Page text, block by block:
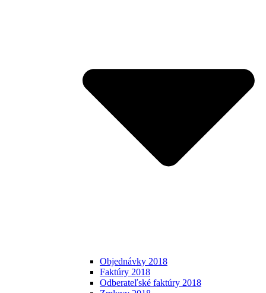
Objednávky 2018
Faktúry 2018
Odberateľské faktúry 2018